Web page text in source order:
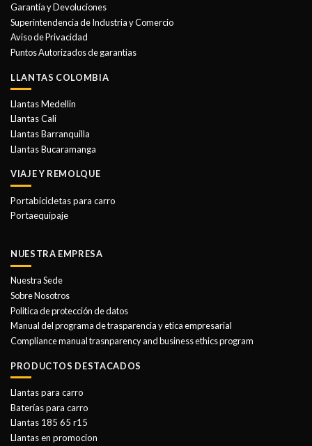
elegir
en
la
página
de
Garantía y Devoluciones
Superintendencia de Industria y Comercio
Aviso de Privacidad
Puntos Autorizados de garantias
LLANTAS COLOMBIA
Llantas Medellin
Llantas Cali
Llantas Barranquilla
Llantas Bucaramanga
VIAJE Y REMOLQUE
Portabicicletas para carro
Portaequipaje
NUESTRA EMPRESA
Nuestra Sede
Sobre Nosotros
Politica de protección de datos
Manual del programa de trasparencia y etica empresarial
Compliance manual trasnparency and business ethics program
PRODUCTOS DESTACADOS
Llantas para carro
Baterías para carro
Llantas 185 65 r15
Llantas en promocion